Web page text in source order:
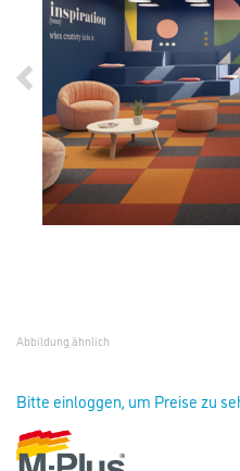
Abbildung ähnlich
Bitte einloggen, um Preise zu